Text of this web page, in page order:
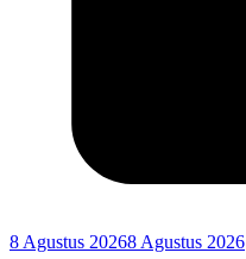
8 Agustus 20268 Agustus 2026